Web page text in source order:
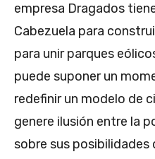
empresa Dragados
Cabezuela para
para unir parques
puede suponer un
redefinir un modelo de
genere ilusión entre la
sobre sus